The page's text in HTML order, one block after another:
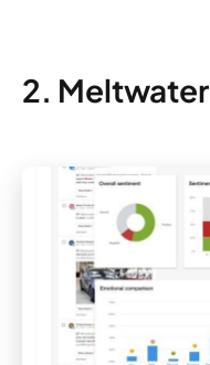
2. Meltwater